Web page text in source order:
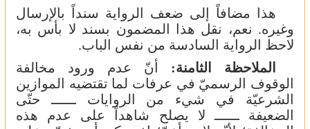
هذا مضافاً إلى ضعف الرواية سنداً بالإرسال
وغيره. نعم، نقل هذا المضمون بسند لا بأس به،
لاحظ الرواية السادسة من نفس الباب.
الملاحظة الثامنة: أنّ عدم ورود مخالفة
الوقوف الرسميّ في عرفات لما تقتضيه الموازين
الشرعيّة في شيء من الروايات ــــــ حتّى
الضعيفة ــــــ لا يصلح شاهداً على عدم هذه